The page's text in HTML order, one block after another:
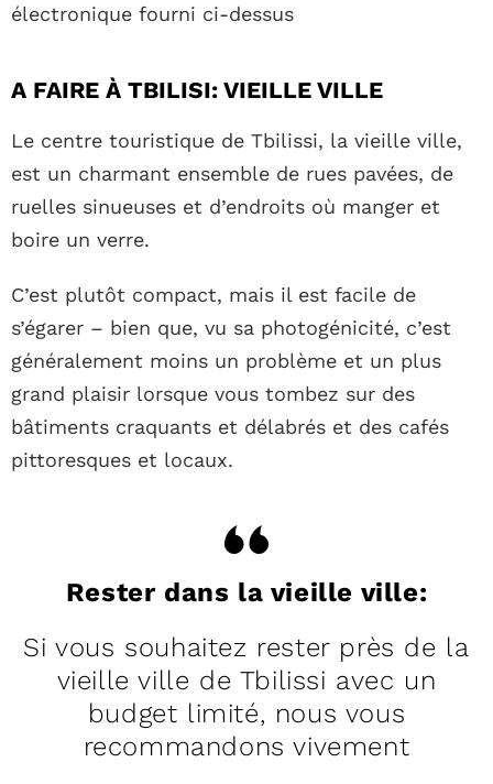
électronique fourni ci-dessus
A FAIRE À TBILISI: VIEILLE VILLE
Le centre touristique de Tbilissi, la vieille ville,
est un charmant ensemble de rues pavées, de
ruelles sinueuses et d’endroits où manger et
boire un verre.
C’est plutôt compact, mais il est facile de
s’égarer – bien que, vu sa photogénicité, c’est
généralement moins un problème et un plus
grand plaisir lorsque vous tombez sur des
bâtiments craquants et délabrés et des cafés
pittoresques et locaux.
Rester dans la vieille ville:
Si vous souhaitez rester près de la
vieille ville de Tbilissi avec un
budget limité, nous vous
recommandons vivement